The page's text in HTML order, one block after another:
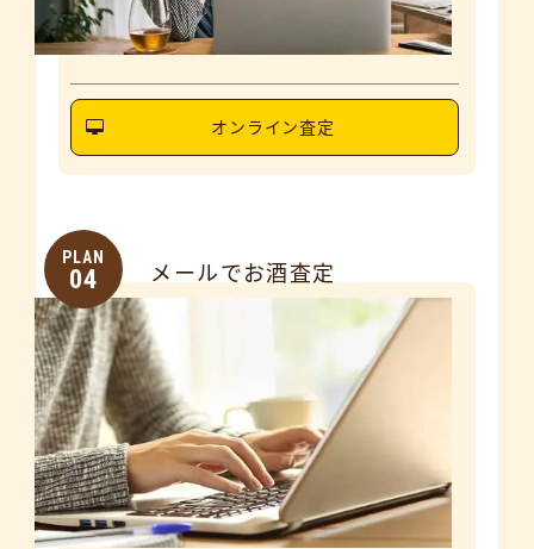
オンライン査定
PLAN
04 メールでお酒査定